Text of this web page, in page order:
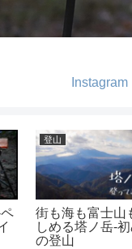
Instagram
登山
街も海も富士山
しめる塔ノ岳-
の登山